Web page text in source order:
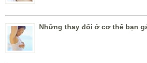
Những thay đổi ở cơ thể bạn